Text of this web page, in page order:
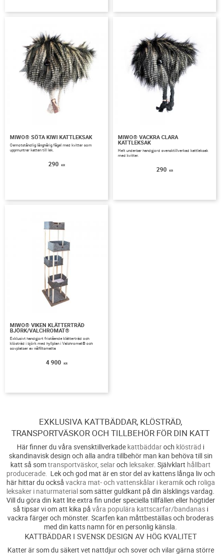
MIWO® SÖTA KIWI KATTLEKSAK
Oemotståndlig långhårig fågel med kvitter som
uppmuntrar katten till lek.
290 KR
MIWO® VACKRA CLARA
KATTLEKSAK
Helt underbar handgjord svensktillverkad kattleksak
med kvitter.
290 KR
MIWO® VIKEN KLÄTTERTRÄD
BJÖRK/VALCHROMAT®
Exklusivt handgjort fristående klätterträd och
klösträd i björk med hyllplan i Valchromat® och
sovplatser av nålfiltsmatta
4 900 KR
EXKLUSIVA KATTBÄDDAR, KLÖSTRÄD,
TRANSPORTVÄSKOR OCH TILLBEHÖR FÖR DIN KATT
Här finner du våra svensktillverkade kattbäddaroch klösträd i
skandinavisk design och alla andra tillbehör man kan behöva till sin
katt så somtransportväskor, selaroch leksaker. Självklart hållbart
producerade. Lek och god mat är en stor del av kattens långa liv och
här hittar du också vackra mat- och vattenskålar i keramikoch roliga
leksaker i naturmaterialsom sätter guldkant på din älsklings vardag.
Vill du göra din katt lite extra fin under speciella tillfällen eller högtider
så tipsar vi om att kika på våra populära kattscarfar/bandanas i
vackra färger och mönster. Scarfen kan måttbeställas och broderas
med din katts namn för en personlig känsla.
KATTBÄDDAR I SVENSK DESIGN AV HÖG KVALITET
Katter är som du säkert vet nattdjur och sover och vilar gärna större